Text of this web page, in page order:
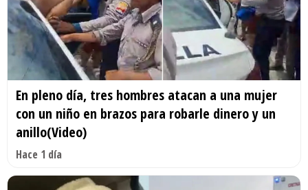
En pleno día, tres hombres atacan a una mujer
con un niño en brazos para robarle dinero y un
anillo(Video)
Hace 1 día